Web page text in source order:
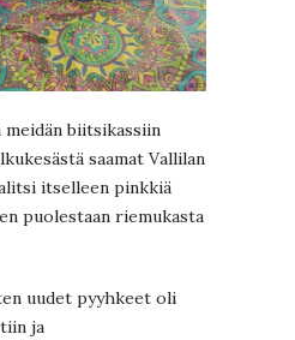
biitsikassiin
saamat Vallilan
itselleen pinkkiä
puolestaan riemukasta
uudet pyyhkeet oli
ja